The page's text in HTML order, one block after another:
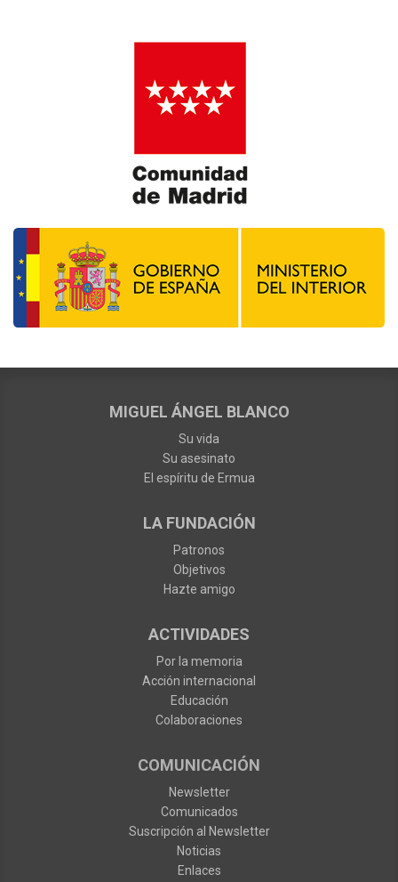
MIGUEL ÁNGEL BLANCO
Su vida
Su asesinato
El espíritu de Ermua
LA FUNDACIÓN
Patronos
Objetivos
Hazte amigo
ACTIVIDADES
Por la memoria
Acción internacional
Educación
Colaboraciones
COMUNICACIÓN
Newsletter
Comunicados
Suscripción al Newsletter
Noticias
Enlaces